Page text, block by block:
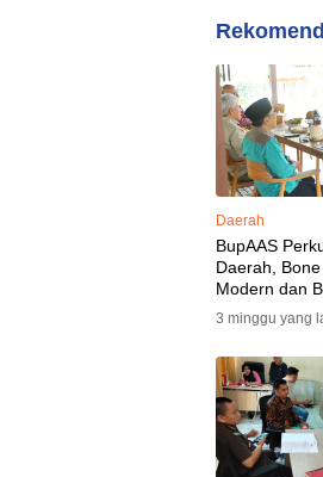
Daerah
BupAAS
Daerah,
Modern dan
3 minggu yang